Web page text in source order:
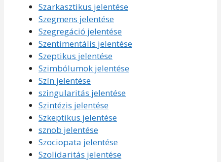
Szarkasztikus jelentése
Szegmens jelentése
Szegregáció jelentése
Szentimentális jelentése
Szeptikus jelentése
Szimbólumok jelentése
Szín jelentése
szingularitás jelentése
Szintézis jelentése
Szkeptikus jelentése
sznob jelentése
Szociopata jelentése
Szolidaritás jelentése